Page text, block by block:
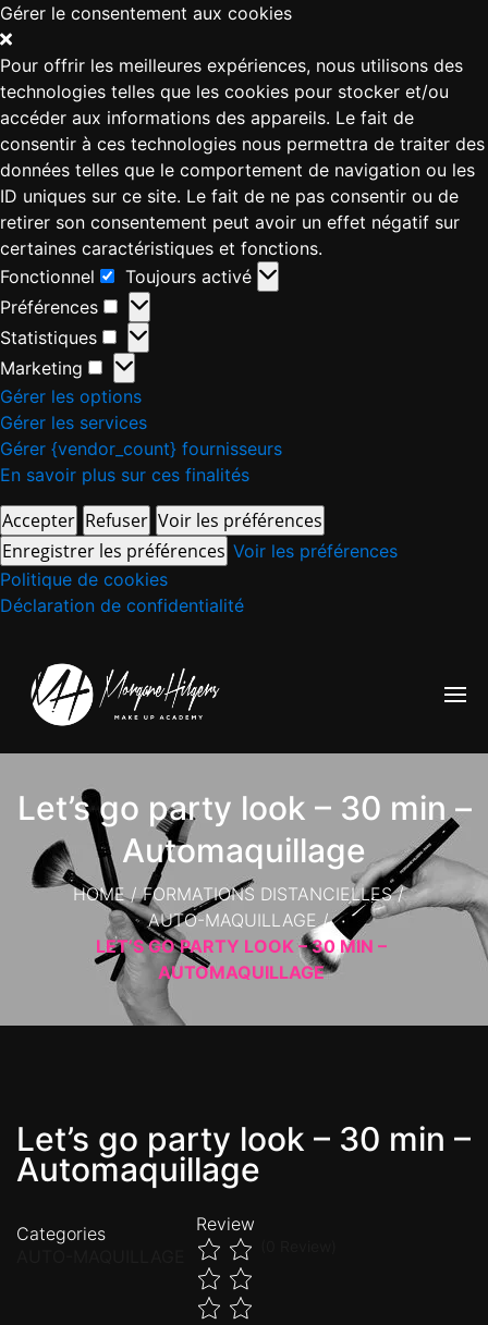
Gérer le consentement aux cookies
Pour offrir les meilleures expériences, nous utilisons des
technologies telles que les cookies pour stocker et/ou
accéder aux informations des appareils. Le fait de
consentir à ces technologies nous permettra de traiter des
données telles que le comportement de navigation ou les
ID uniques sur ce site. Le fait de ne pas consentir ou de
retirer son consentement peut avoir un effet négatif sur
certaines caractéristiques et fonctions.
Fonctionnel
Toujours activé
Préférences
Statistiques
Marketing
Gérer les options
Gérer les services
Gérer {vendor_count} fournisseurs
En savoir plus sur ces finalités
Accepter Refuser Voir les préférences
Enregistrer les préférences Voir les préférences
Politique de cookies
Déclaration de confidentialité
Let’s go party look – 30 min –
Automaquillage
HOME / FORMATIONS DISTANCIELLES /
AUTO-MAQUILLAGE /
LET’S GO PARTY LOOK – 30 MIN –
AUTOMAQUILLAGE
Let’s go party look – 30 min –
Automaquillage
Categories
Review